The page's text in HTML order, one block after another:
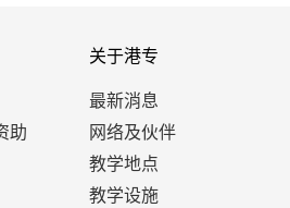
助
关于港专
最新消息
网络及伙伴
教学地点
教学设施